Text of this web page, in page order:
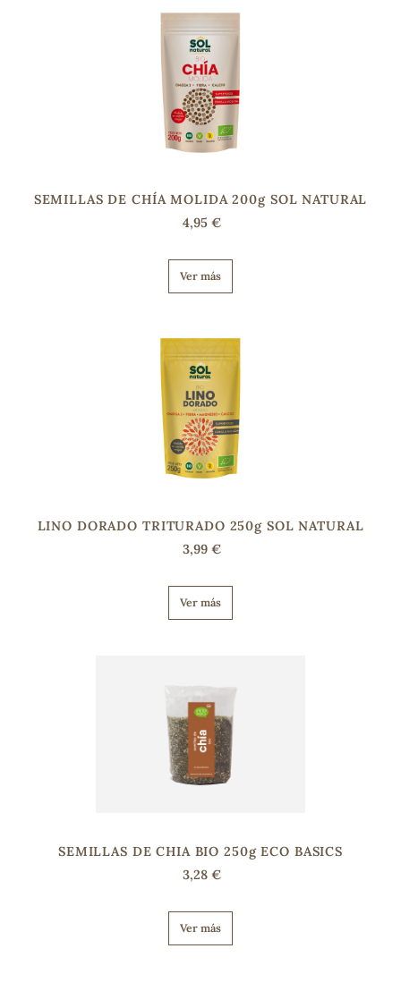
SEMILLAS DE CHÍA MOLIDA 200g SOL NATURAL
4,95 €
Ver más
LINO DORADO TRITURADO 250g SOL NATURAL
3,99 €
Ver más
SEMILLAS DE CHIA BIO 250g ECO BASICS
3,28 €
Ver más